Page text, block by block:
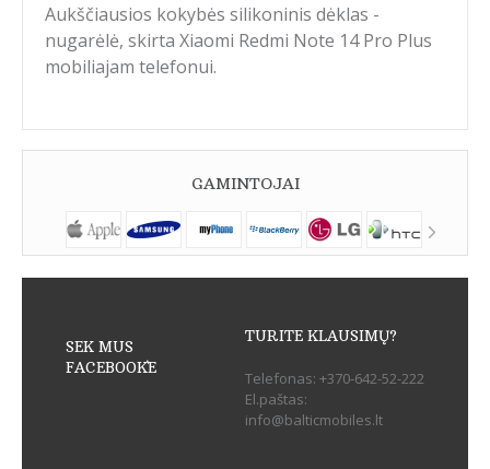
Aukščiausios kokybės silikoninis dėklas -
nugarėlė, skirta Xiaomi Redmi Note 14 Pro Plus
mobiliajam telefonui.
GAMINTOJAI
SEK MUS
FACEBOOK`E
TURITE KLAUSIMŲ?
Telefonas: +370-642-52-222
El.paštas:
info@balticmobiles.lt